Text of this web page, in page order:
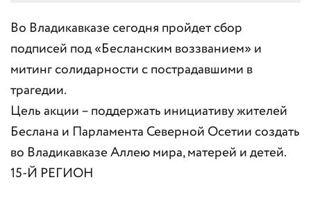
Во Владикавказе сегодня пройдет сбор
подписей под «Бесланским воззванием» и
митинг солидарности с пострадавшими в
трагедии.
Цель акции – поддержать инициативу жителей
Беслана и Парламента Северной Осетии создать
во Владикавказе Аллею мира, матерей и детей.
15-Й РЕГИОН